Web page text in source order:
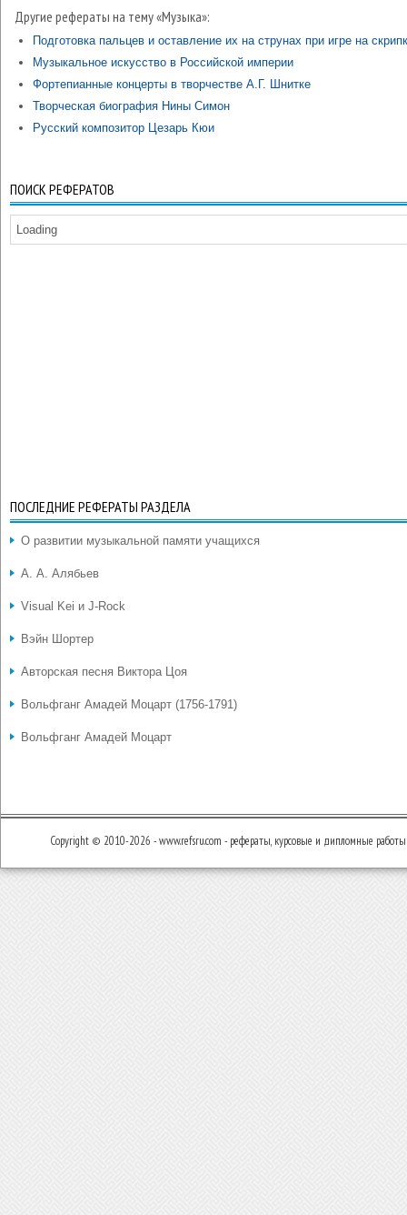
Другие рефераты на тему «Музыка»:
Подготовка пальцев и оставление их на струнах при игре на
Музыкальное искусство в Российской империи
Фортепианные концерты в творчестве А.Г. Шнитке
Творческая биография Нины Симон
Русский композитор Цезарь Кюи
ПОИСК РЕФЕРАТОВ
Loading
ПОСЛЕДНИЕ РЕФЕРАТЫ РАЗДЕЛА
О развитии музыкальной памяти учащихся
А. А. Алябьев
Visual Kei и J-Rock
Вэйн Шортер
Авторская песня Виктора Цоя
Вольфганг Амадей Моцарт (1756-1791)
Вольфганг Амадей Моцарт
Copyright © 2010-2026 - www.refsru.com - рефераты, курсовые и дипломные работы